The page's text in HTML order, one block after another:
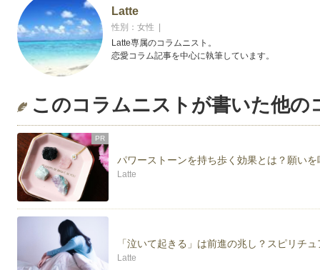
Latte
性別：女性 |
Latte専属のコラムニスト。
恋愛コラム記事を中心に執筆しています。
このコラムニストが書いた他の
PR
パワーストーンを持ち歩く効果とは？願い
Latte
「泣いて起きる」は前進の兆し？スピリチ
Latte